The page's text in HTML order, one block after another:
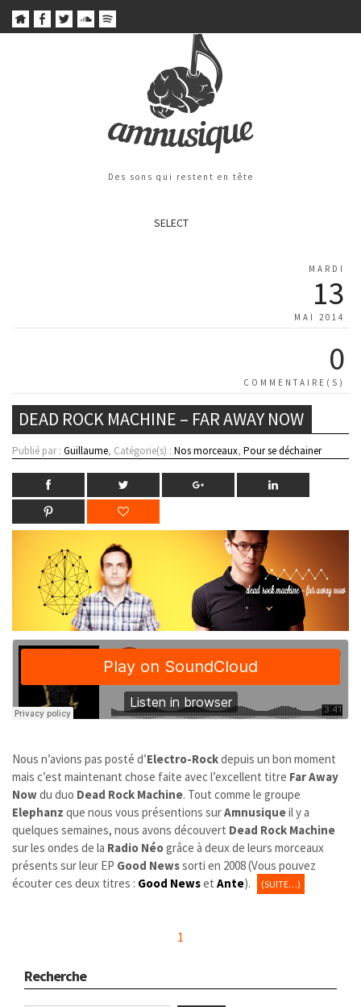
Des sons qui restent en tête
SELECT
MARDI
13
MAI 2014
0
COMMENTAIRE(S)
DEAD ROCK MACHINE – FAR AWAY NOW
Publié par : Guillaume, Catégorie(s) : Nos morceaux, Pour se déchainer
Nous n’avions pas posté d’Electro-Rockdepuis un bon moment
mais c’est maintenant chose faite avec l’excellent titre Far Away
Nowdu duo Dead Rock Machine. Tout comme le groupe
Elephanz que nous vous présentions surAmnusiqueil y a
quelques semaines, nous avons découvert Dead Rock Machine
sur les ondes de la Radio Néogrâce à deux de leurs morceaux
présents sur leur EP Good Newssorti en 2008 (Vous pouvez
écouter ces deux titres : Good Newset Ante). (SUITE…)
1
Recherche